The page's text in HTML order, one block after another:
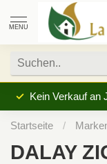
MENU
Kein Verkauf an
Startseite /
DALAY